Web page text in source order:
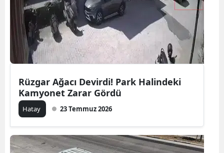
Rüzgar Ağacı Devirdi! Park Halindeki
Kamyonet Zarar Gördü
Hatay 23 Temmuz 2026